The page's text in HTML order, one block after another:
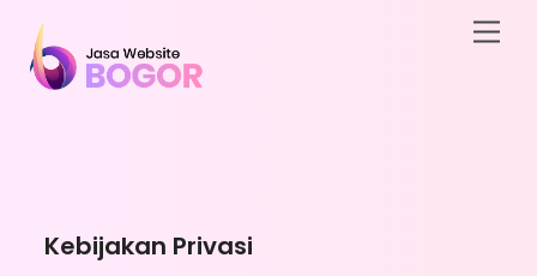
content
Menu
Kebijakan Privasi